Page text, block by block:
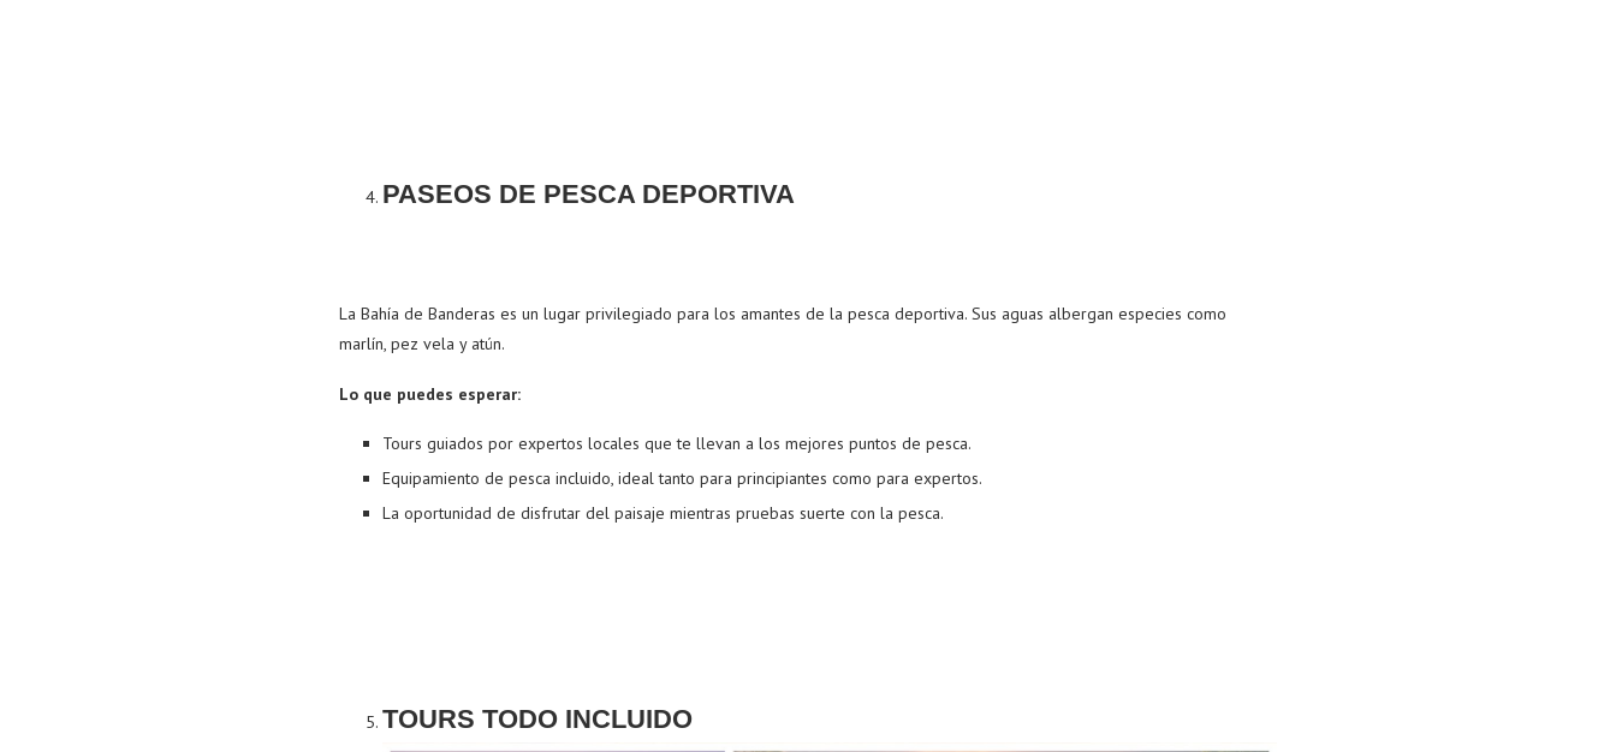
PASEOS DE PESCA DEPORTIVA
La Bahía de Banderas es un lugar privilegiado para los amantes de la pesca deportiva. Sus aguas albergan especies como
marlín, pez vela y atún.
Lo que puedes esperar:
Tours guiados por expertos locales que te llevan a los mejores puntos de pesca.
Equipamiento de pesca incluido, ideal tanto para principiantes como para expertos.
La oportunidad de disfrutar del paisaje mientras pruebas suerte con la pesca.
TOURS TODO INCLUIDO